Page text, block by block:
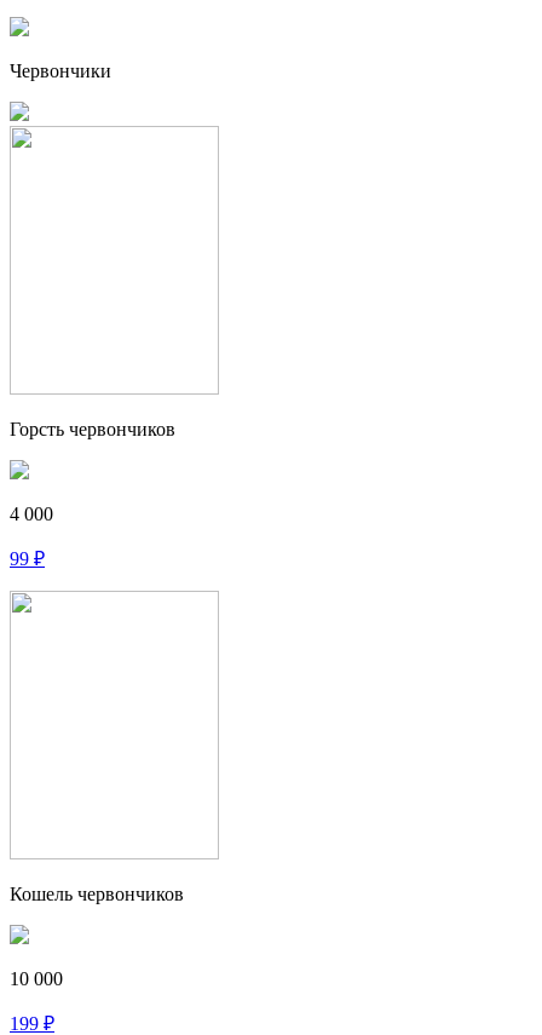
Червончики
Горсть червончиков
4 000
99 ₽
Кошель червончиков
10 000
199 ₽